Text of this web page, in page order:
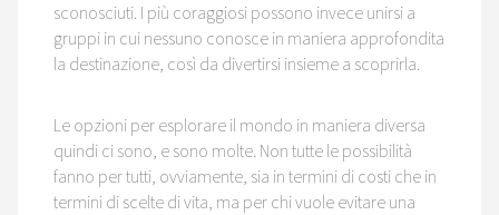
sconosciuti. I più coraggiosi possono invece unirsi a
gruppi in cui nessuno conosce in maniera approfondita
la destinazione, così da divertirsi insieme a scoprirla.
Le opzioni per esplorare il mondo in maniera diversa
quindi ci sono, e sono molte. Non tutte le possibilità
fanno per tutti, ovviamente, sia in termini di costi che in
termini di scelte di vita, ma per chi vuole evitare una